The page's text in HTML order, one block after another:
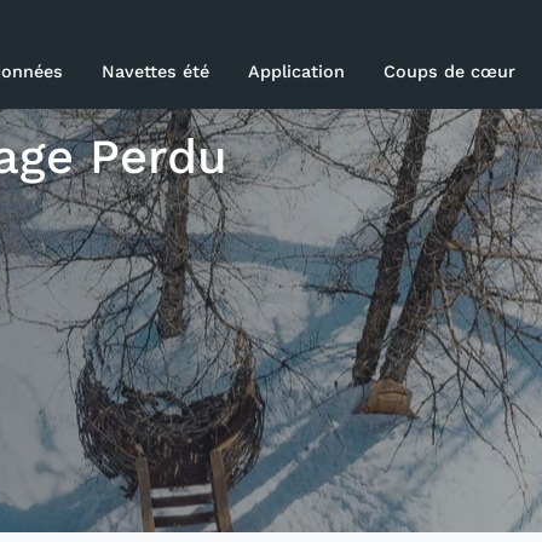
Navettes été Application Coups de cœur
Perdu